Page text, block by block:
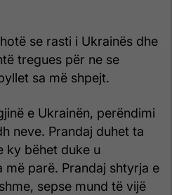
se rasti i Ukrainës dhe
tregues për ne se
sa më shpejt.
e Ukrainën, perëndimi
neve. Prandaj duhet ta
ky bëhet duke u
më parë. Prandaj shtyrja e
sepse mund të vijë